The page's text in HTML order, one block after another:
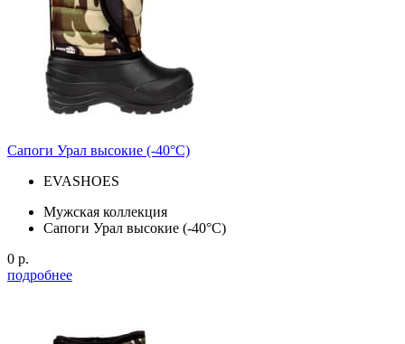
Сапоги Урал высокие (-40°С)
EVASHOES
Мужская коллекция
Сапоги Урал высокие (-40°С)
0 р.
подробнее